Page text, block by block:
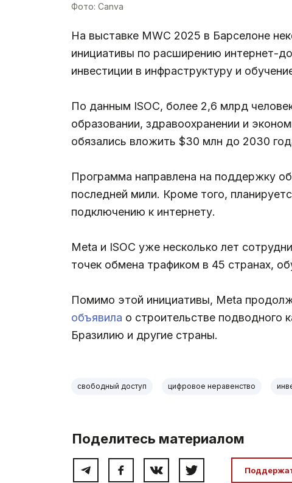
Фото: Canva
На выставке MWC 2025 в Барселоне
инициативы по расширению интернет-
инвестиции в инфраструктуру и
По данным ISOC, более 2,6 млрд
образовании, здравоохранении и
обязались вложить $30 млн до 2030
Программа направлена на поддержку
последней мили. Кроме того,
подключению к интернету.
Meta и ISOC уже несколько лет
точек обмена трафиком в 45 странах,
Помимо этой инициативы, Meta
объявила о строительстве
Бразилию и другие страны.
свободный доступ цифровое неравенство
Поделитесь материалом